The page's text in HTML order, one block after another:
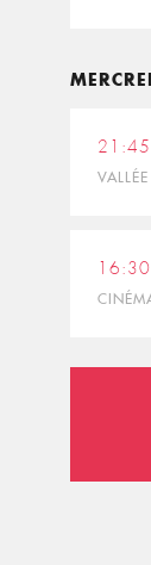
21:45
16:30